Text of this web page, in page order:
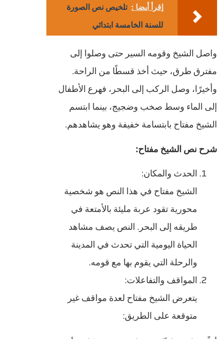
إقرأ أيضا : تلخيص نص الصورة
للسنة الخامسة ابتدائي
واصل الشيخ وقومه السير حتى وصلوا إلى
مفترق طرق، حيث أخذ قسطًا من الراحة.
وأخيرًا، وصل الركب إلى البحر، فهرع الأطفال
إلى الماء وسط صخب وضجيج، بينما ابتسم
الشيخ مفتاح بابتسامة خفيفة وهو يشاهدهم.
شرح نص الشيخ مفتاح:
الحدث والمكان:
الشيخ مفتاح في هذا النص هو شخصية
محورية تقود عربة مليئة بالأمتعة في
طريقه إلى البحر. النص يصف مشاهد
الحياة اليومية التي تحدث في المدينة
والرحلة التي يقوم بها مع قومه.
المواقف والتفاعلات:
يتعرض الشيخ مفتاح لعدة مواقف غير
متوقعة على الطريق: